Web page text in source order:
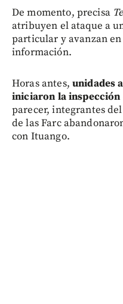
De momento, precisa
atribuyen el ataque a
particular y avanzan
información.
Horas antes, unidades
iniciaron la
parecer, integrantes
de las Farc
con Ituango.